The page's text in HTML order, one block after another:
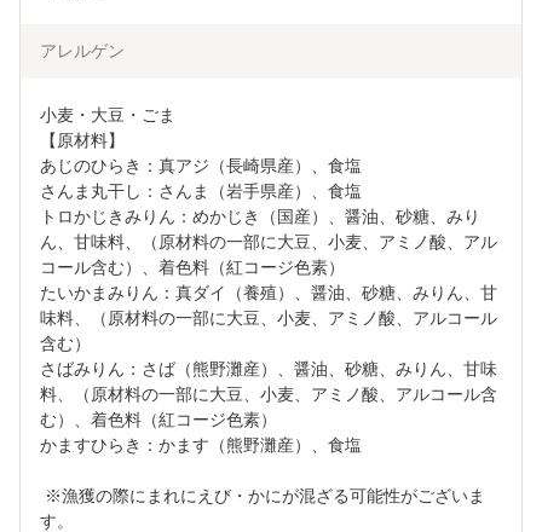
アレルゲン
小麦・大豆・ごま
【原材料】
あじのひらき：真アジ（長崎県産）、食塩
さんま丸干し：さんま（岩手県産）、食塩
トロかじきみりん：めかじき（国産）、醤油、砂糖、みり
ん、甘味料、（原材料の一部に大豆、小麦、アミノ酸、アル
コール含む）、着色料（紅コージ色素）
たいかまみりん：真ダイ（養殖）、醤油、砂糖、みりん、甘
味料、（原材料の一部に大豆、小麦、アミノ酸、アルコール
含む）
さばみりん：さば（熊野灘産）、醤油、砂糖、みりん、甘味
料、（原材料の一部に大豆、小麦、アミノ酸、アルコール含
む）、着色料（紅コージ色素）
かますひらき：かます（熊野灘産）、食塩